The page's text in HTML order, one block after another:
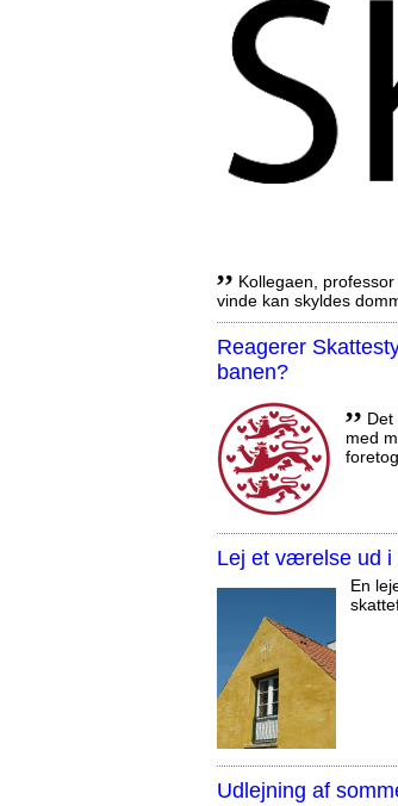
,, Kollegaen,
vinde kan skyldes
Reagerer
banen?
,,
med
Lej et værelse ud i
En
Udlejning af